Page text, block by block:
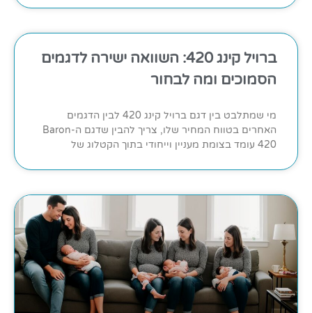
ברויל קינג 420: השוואה ישירה לדגמים
הסמוכים ומה לבחור
מי שמתלבט בין דגם ברויל קינג 420 לבין הדגמים
האחרים בטווח המחיר שלו, צריך להבין שדגם ה-Baron
420 עומד בצומת מעניין וייחודי בתוך הקטלוג של